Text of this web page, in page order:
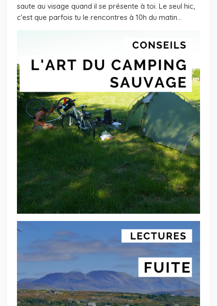
saute au visage quand il se présente à toi. Le seul hic,
c'est que parfois tu le rencontres à 10h du matin...